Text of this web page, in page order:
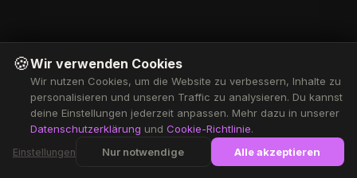
🍪Wir verwenden Cookies
Wir nutzen Cookies, um die Website zu verbessern, Inhalte zu
personalisieren und unseren Traffic zu analysieren. Du kannst
deine Einstellungen jederzeit anpassen. Mehr dazu in unserer
Datenschutzerklärung und Cookie-Richtlinie.
Einstellungen Nur notwendige Alle akzeptieren